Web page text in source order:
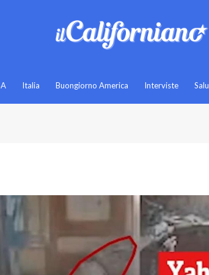
Italia Buongiorno America Interviste